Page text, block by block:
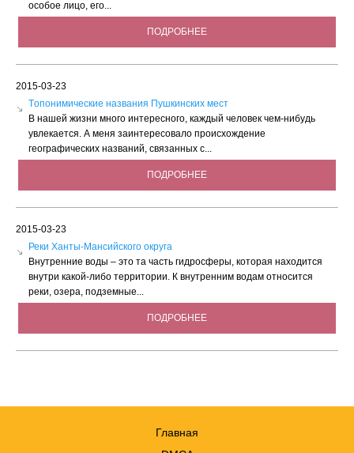
особое лицо, его...
ПОДРОБНЕЕ
2015-03-23
Tопонимические названия Пушкинских мест
В нашей жизни много интересного, каждый человек чем-нибудь
увлекается. А меня заинтересовало происхождение
географических названий, связанных с...
ПОДРОБНЕЕ
2015-03-23
Реки Ханты-Мансийского округа
Внутренние воды – это та часть гидросферы, которая находится
внутри какой-либо территории. К внутренним водам относится
реки, озера, подземные...
ПОДРОБНЕЕ
Главная